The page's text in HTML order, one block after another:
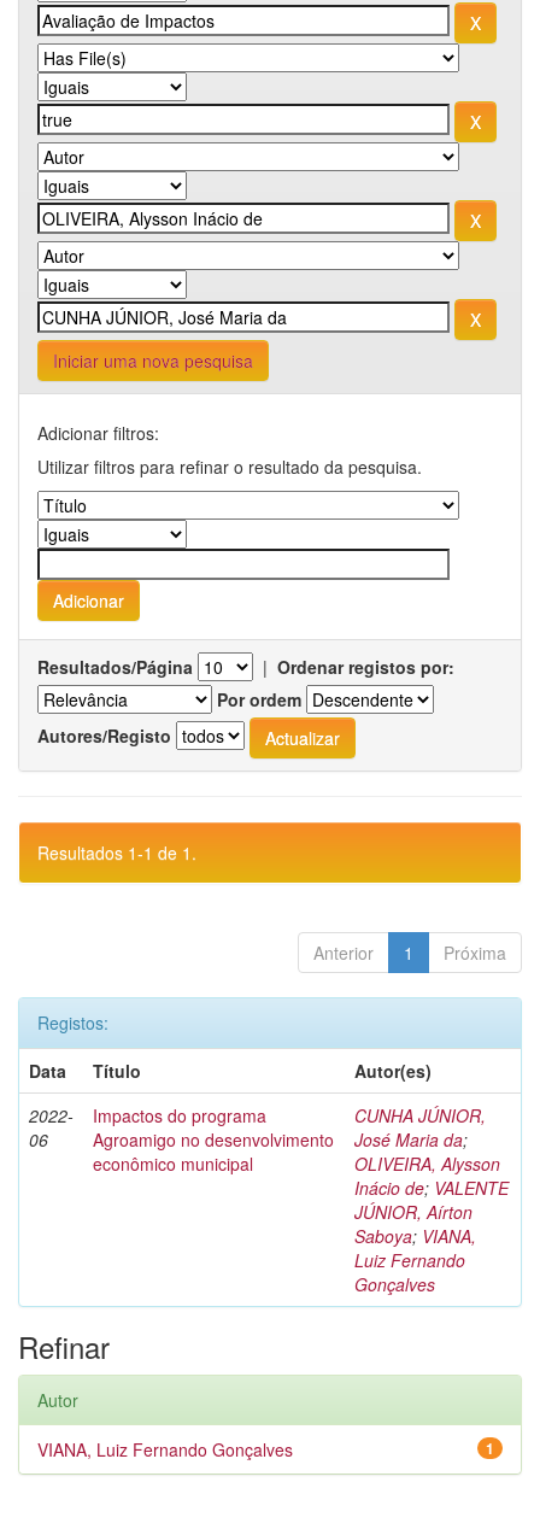
Iniciar uma nova pesquisa
Adicionar filtros:
Utilizar filtros para refinar o resultado da pesquisa.
Resultados/Página | Ordenar registos por:
Por ordem
Autores/Registo
Resultados 1-1 de 1.
Anterior 1 Próxima
Registos:
Data
Título
Autor(es)
2022-
06
Impactos do programa
Agroamigo no desenvolvimento
econômico municipal
CUNHA JÚNIOR,
José Maria da;
OLIVEIRA, Alysson
Inácio de; VALENTE
JÚNIOR, Aírton
Saboya; VIANA,
Luiz Fernando
Gonçalves
Refinar
Autor
1
VIANA, Luiz Fernando Gonçalves